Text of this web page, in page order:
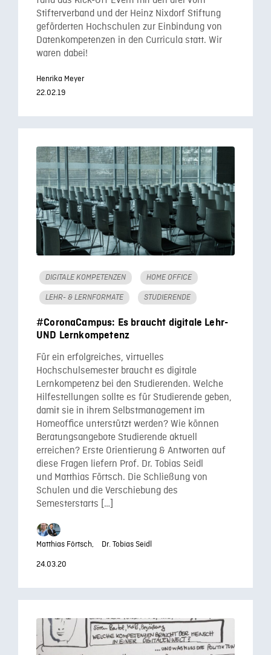
Stifterverband und der Heinz Nixdorf Stiftung
geförderten Hochschulen zur Einbindung von
Datenkompetenzen in den Curricula statt. Wir
waren dabei!
Henrika Meyer
22.02.19
DIGITALE KOMPETENZEN HOME OFFICE
LEHR- & LERNFORMATE STUDIERENDE
#CoronaCampus: Es braucht digitale Lehr-
UND Lernkompetenz
Für ein erfolgreiches, virtuelles
Hochschulsemester braucht es digitale
Lernkompetenz bei den Studierenden. Welche
Hilfestellungen sollte es für Studierende geben,
damit sie in ihrem Selbstmanagement im
Homeoffice unterstützt werden? Wie können
Beratungsangebote Studierende aktuell
erreichen? Erste Orientierung & Antworten auf
diese Fragen liefern Prof. Dr. Tobias Seidl
und Matthias Förtsch. Die Schließung von
Schulen und die Verschiebung des
Semesterstarts […]
Matthias Förtsch,
Dr. Tobias Seidl
24.03.20